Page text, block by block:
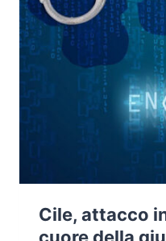
Cile, attacco
cuore della